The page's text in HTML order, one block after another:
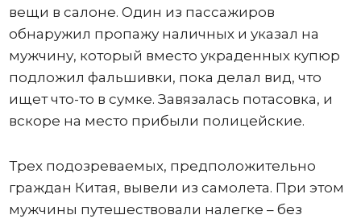
вещи в салоне. Один из пассажиров
обнаружил пропажу наличных и указал на
мужчину, который вместо украденных купюр
подложил фальшивки, пока делал вид, что
ищет что-то в сумке. Завязалась потасовка, и
вскоре на место прибыли полицейские.
Трех подозреваемых, предположительно
граждан Китая, вывели из самолета. При этом
мужчины путешествовали налегке – без